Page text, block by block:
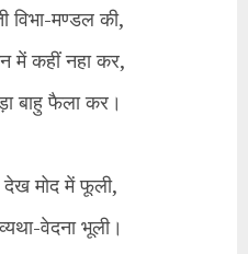
विभा-मण्डल की,
में कहीं नहा कर,
बाहु फैला कर।
मोद में फूली,
वेदना भूली।